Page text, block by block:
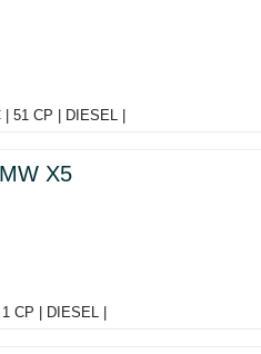
51 CP | DIESEL |
X5
CP | DIESEL |